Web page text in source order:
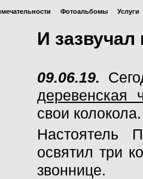
Фотоальбомы Услуги
И
09.06.19.
деревенская
свои колокола.
Настоятель
освятил три
звоннице.